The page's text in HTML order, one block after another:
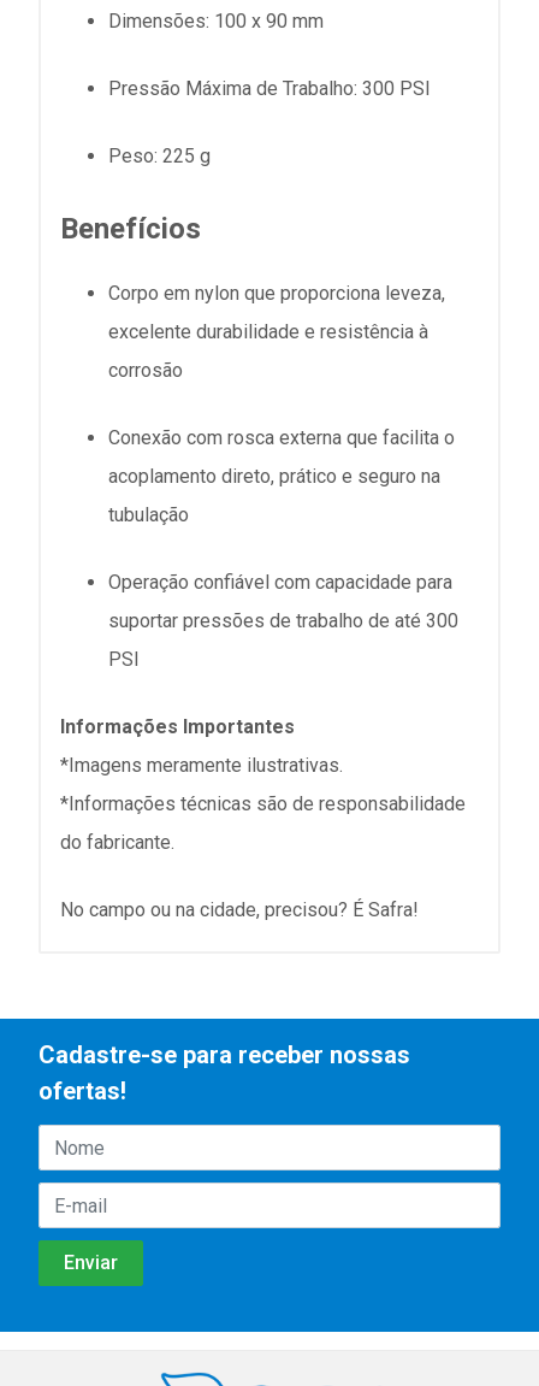
Dimensões: 100 x 90 mm
Pressão Máxima de Trabalho: 300 PSI
Peso: 225 g
Benefícios
Corpo em nylon que proporciona leveza,
excelente durabilidade e resistência à
corrosão
Conexão com rosca externa que facilita o
acoplamento direto, prático e seguro na
tubulação
Operação confiável com capacidade para
suportar pressões de trabalho de até 300
PSI
Informações Importantes
*Imagens meramente ilustrativas.
*Informações técnicas são de responsabilidade
do fabricante.
No campo ou na cidade, precisou? É Safra!
Cadastre-se para receber nossas
ofertas!